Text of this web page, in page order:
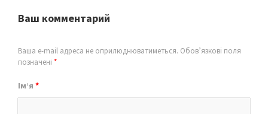
Ваш комментарий
Ваша e-mail адреса не оприлюднюватиметься. Обов’язкові поля
позначені *
Ім’я *